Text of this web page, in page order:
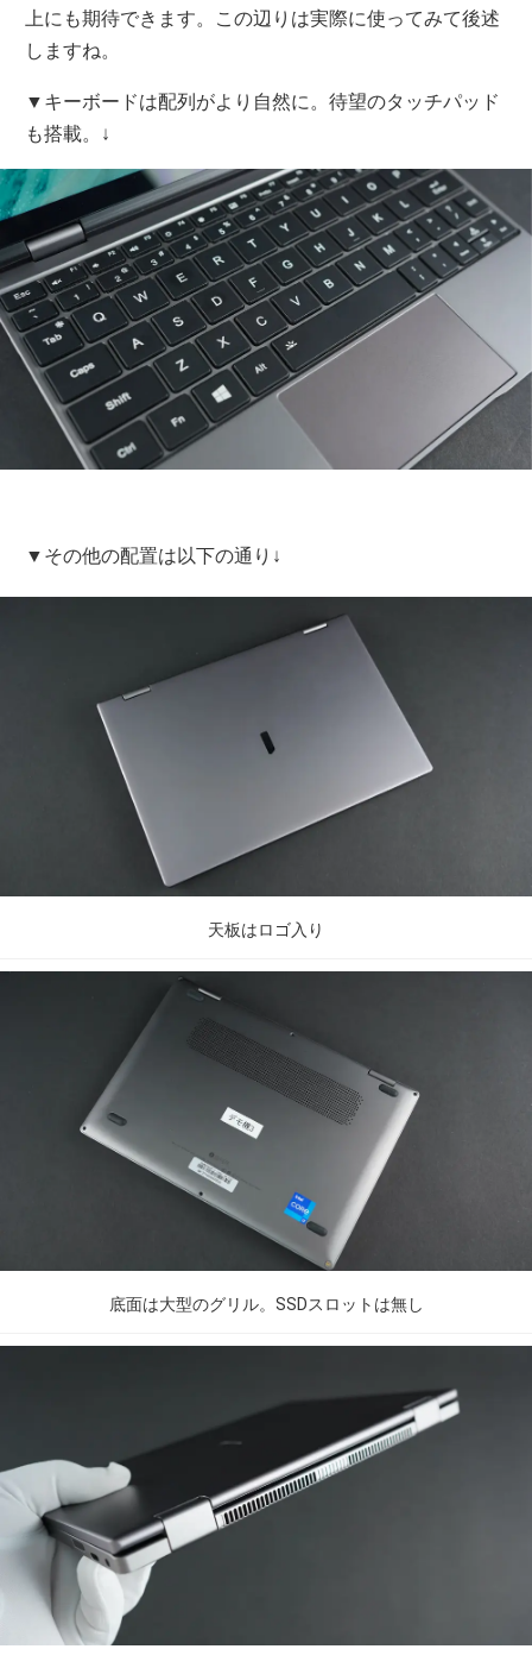
上にも期待できます。この辺りは実際に使ってみて後述
しますね。
▼キーボードは配列がより自然に。待望のタッチパッド
も搭載。↓
▼その他の配置は以下の通り↓
天板はロゴ入り
底面は大型のグリル。SSDスロットは無し